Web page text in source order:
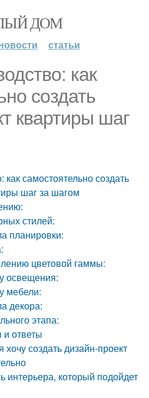
ДОМ
статьи
как
создать
квартиры шаг
самостоятельно создать
шаг за шагом
стилей:
планировки:
цветовой гаммы:
освещения:
мебели:
декора:
этапа:
ответы
хочу создать дизайн-проект
интерьера, который подойдет